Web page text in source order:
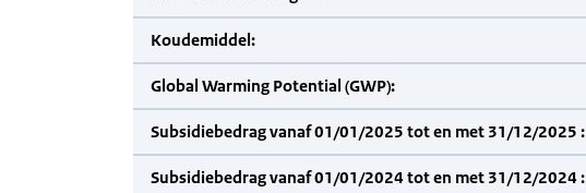
Koudemiddel:
Global Warming Potential (GWP):
Subsidiebedrag vanaf 01/01/2025 tot en met 31/12/2025 :
Subsidiebedrag vanaf 01/01/2024 tot en met 31/12/2024 :